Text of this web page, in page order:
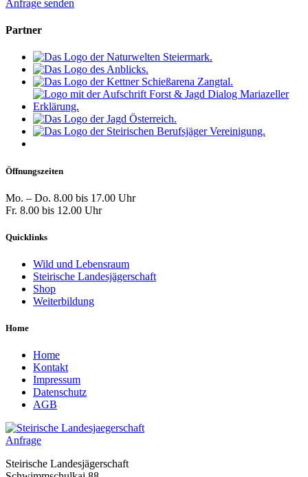
Anfrage senden
Partner
Öffnungszeiten
Mo. – Do. 8.00 bis 17.00 Uhr
Fr. 8.00 bis 12.00 Uhr
Quicklinks
Wild und Lebensraum
Steirische Landesjägerschaft
Shop
Weiterbildung
Home
Home
Kontakt
Impressum
Datenschutz
AGB
Anfrage
Steirische Landesjägerschaft